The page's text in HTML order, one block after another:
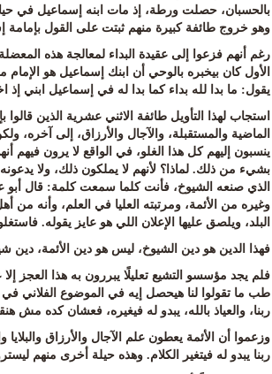
بالحسبان، حصلت ورطة، إذ مات ابنه إسماعيل في
وهو خروج طائفة كبيرة منهم ثبتت على القول بإمامة
رغم أنهم فزعوا إلى عقيدة البداء لمعالجة هذه
الأول كان بيخبره بالوحي أن ابنك إسماعيل هو
يقول: ما بدا لله بداء كما بدا له في إسماعيل ابني
استجاب لهذا التأويل طائفة الاثني عشرية الذين
الماضية والمستقبلة، والآجال والأرزاق، إلى آخره،
ينسبون إليهم كل هذا الغلو، في الواقع لا يرون فيهم
بشيء من ذلك. لماذا؟ لأنهم لا يملكون ذلك، ولا
الذي صنعه الشيوخ، فأنت كلما سمعت كلمة:قال أبو
وغيره من الأئمة، ومرتبته العليا في العلم، وأنه
البلد، ويلصق عليها الإعلان اللي هو عايز يقوله.
فهذا الدين هو دين الشيوخ، ليس هو دين الأئمة، دين
فلم يجد مؤسسو التشيع تعليلًا يبررون به هذا العجز
طب ما تقولوا لنا هيحصل إيه في الموضوع الفلاني
ربنا، والعياذ بالله، يبدو له فيغيره، فعشان كده مش
وزعموا أن الأئمة يعطون علم الآجال والأرزاق
ربنا يبدو له فيتغير الكلام. وهذه حيلة أخرى منهم